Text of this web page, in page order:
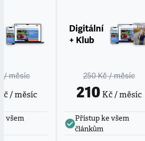
/ měsíc
/ měsíc
všem
Digitální
+ Klub
250 Kč/ měsíc
210 Kč / měsíc
Přístup ke všem
článkům